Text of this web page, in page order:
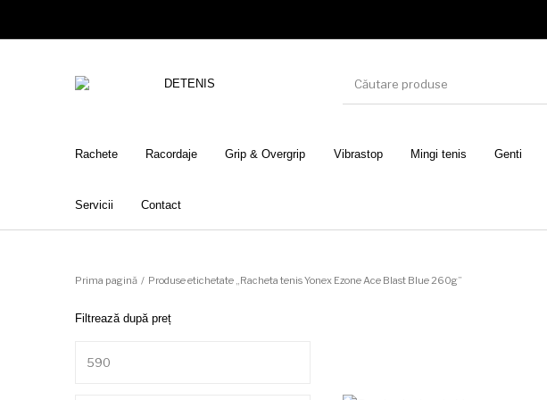
Rachete Racordaje Grip & Overgrip Vibrastop Mingi tenis Genti
Servicii Contact
Prima pagină / Produse etichetate „Racheta tenis Yonex Ezone Ace Blast Blue 260g”
Filtrează după preț